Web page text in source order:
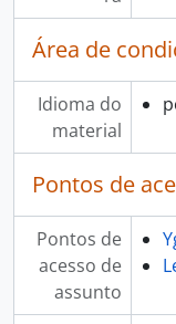
Área de
Idioma do
material
Pontos de
Pontos de
acesso de
assunto